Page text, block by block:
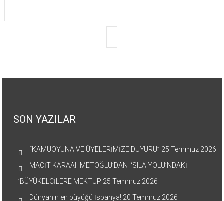
SON YAZILAR
“KAMUOYUNA VE ÜYELERİMİZE DUYURU” 25 Temmuz 2026
MACİT KARAAHMETOĞLU’DAN ‘SILA YOLU’NDAKİ
’BÜYÜKELÇİLERE MEKTUP 25 Temmuz 2026
Dünyanın en büyüğü İspanya! 20 Temmuz 2026